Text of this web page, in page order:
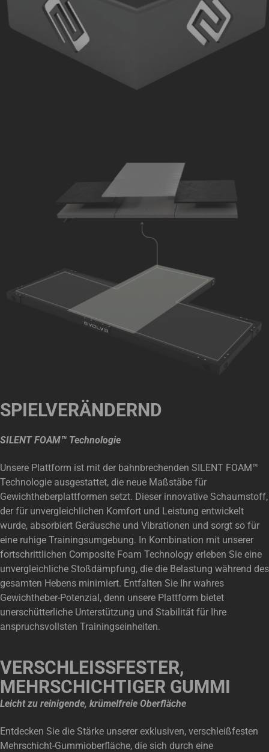
SPIELVERÄNDERND
SILENT FOAM™ Technologie
Unsere Plattform ist mit der bahnbrechenden SILENT FOAM™
Technologie ausgestattet, die neue Maßstäbe für
Gewichtheberplattformen setzt. Dieser innovative Schaumstoff,
der für unvergleichlichen Komfort und Leistung entwickelt
wurde, absorbiert Geräusche und Vibrationen und sorgt so für
eine ruhige Trainingsumgebung. In Kombination mit unserer
fortschrittlichen Composite Foam Technology erleben Sie eine
unvergleichliche Stoßdämpfung, die die Belastung während des
gesamten Hebens minimiert. Entfalten Sie Ihr wahres
Gewichtheber-Potenzial, denn unsere Plattform bietet
unerschütterliche Unterstützung und Stabilität für Ihre
anspruchsvollsten Trainingseinheiten.
VERSCHLEISSFESTER,
MEHRSCHICHTIGER GUMMI
Leicht zu reinigende, krümelfreie Oberfläche
Entdecken Sie die Stärke unserer exklusiven, verschleißfesten
Mehrschicht-Gummioberfläche, die sich durch eine